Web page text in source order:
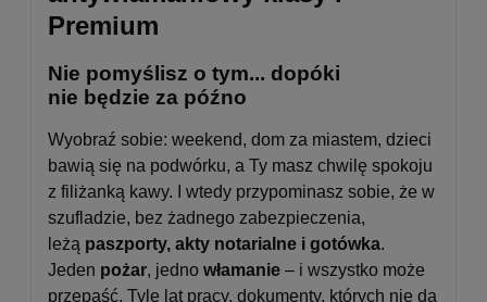
Premium
Nie pomyślisz o tym... dopóki
nie będzie za późno
Wyobraź sobie: weekend, dom za miastem, dzieci
bawią się na podwórku, a Ty masz chwilę spokoju
z filiżanką kawy. I wtedy przypominasz sobie, że w
szufladzie, bez żadnego zabezpieczenia,
leżą paszporty, akty notarialne i gotówka.
Jeden pożar, jedno włamanie – i wszystko może
przepaść. Tyle lat pracy, dokumenty, których nie da